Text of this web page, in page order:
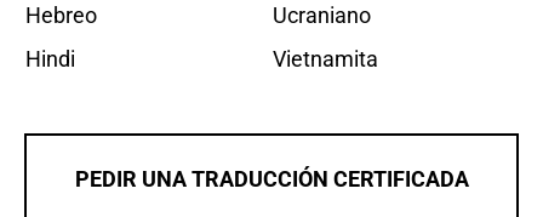
Hebreo
Hindi
Ucraniano
Vietnamita
PEDIR UNA TRADUCCIÓN CERTIFICADA